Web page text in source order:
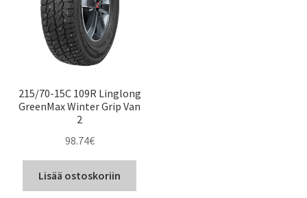
215/70-15C 109R Linglong
GreenMax Winter Grip Van
2
98.74€
Lisää ostoskoriin